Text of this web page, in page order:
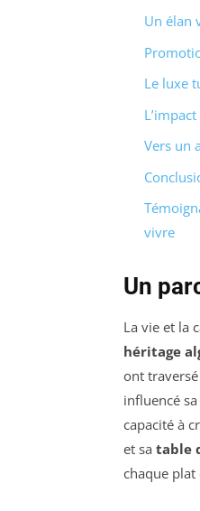
Un élan
Le luxe
Vers un
vivre
Un
La vie et la
héritage
ont
influencé
capacité à
et sa table
chaque plat